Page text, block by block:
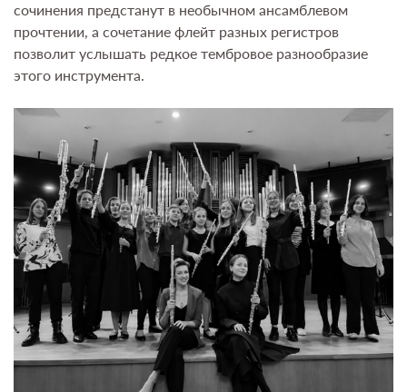
сочинения предстанут в необычном ансамблевом
прочтении, а сочетание флейт разных регистров
позволит услышать редкое тембровое разнообразие
этого инструмента.